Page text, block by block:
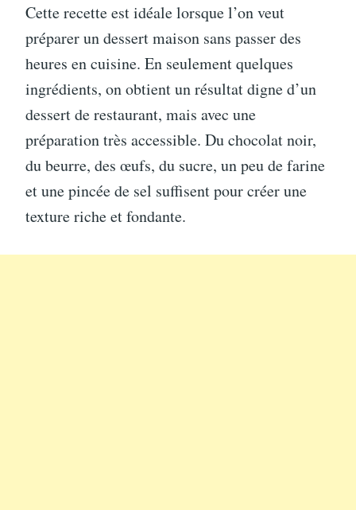
Cette recette est idéale lorsque l’on veut
préparer un dessert maison sans passer des
heures en cuisine. En seulement quelques
ingrédients, on obtient un résultat digne d’un
dessert de restaurant, mais avec une
préparation très accessible. Du chocolat noir,
du beurre, des œufs, du sucre, un peu de farine
et une pincée de sel suffisent pour créer une
texture riche et fondante.